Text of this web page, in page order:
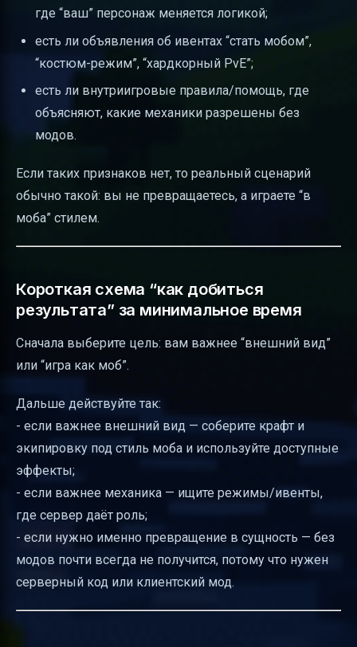
где “ваш” персонаж меняется логикой;
есть ли объявления об ивентах “стать мобом”,
“костюм-режим”, “хардкорный PvE”;
есть ли внутриигровые правила/помощь, где
объясняют, какие механики разрешены без
модов.
Если таких признаков нет, то реальный сценарий
обычно такой: вы не превращаетесь, а играете “в
моба” стилем.
Короткая схема “как добиться
результата” за минимальное время
Сначала выберите цель: вам важнее “внешний вид”
или “игра как моб”.
Дальше действуйте так:
- если важнее внешний вид — соберите крафт и
экипировку под стиль моба и используйте доступные
эффекты;
- если важнее механика — ищите режимы/ивенты,
где сервер даёт роль;
- если нужно именно превращение в сущность — без
модов почти всегда не получится, потому что нужен
серверный код или клиентский мод.